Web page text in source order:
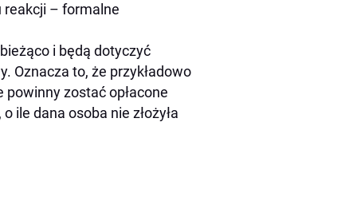
reakcji – formalne
i będą dotyczyć
Oznacza to, że przykładowo
powinny zostać opłacone
ile dana osoba nie złożyła